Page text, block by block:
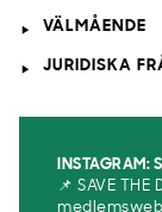
VÄLMÅENDE
JURIDISKA
📌 SAVE THE